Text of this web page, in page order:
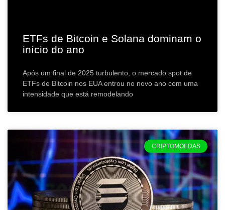
ETFs de Bitcoin e Solana dominam o
início do ano
Após um final de 2025 turbulento, o mercado spot de
ETFs de Bitcoin nos EUA entrou no novo ano com uma
intensidade que está remodelando
CRIPTOMOEDAS